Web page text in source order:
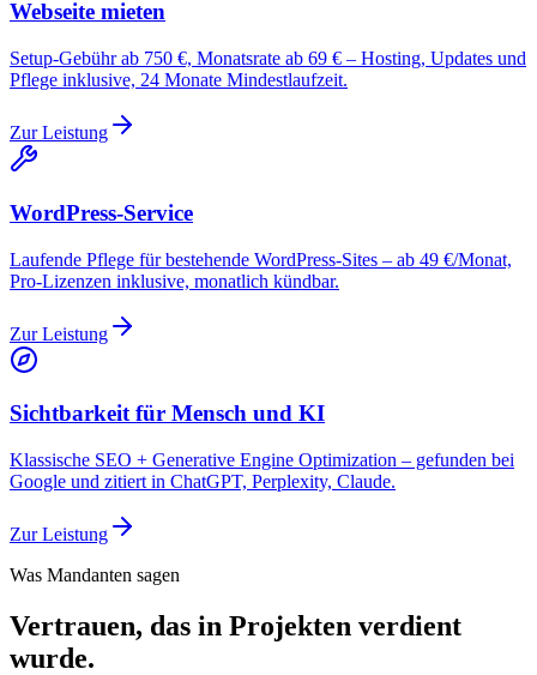
Webseite mieten
Setup-Gebühr ab 750 €, Monatsrate ab 69 € – Hosting, Updates und
Pflege inklusive, 24 Monate Mindestlaufzeit.
Zur Leistung
WordPress-Service
Laufende Pflege für bestehende WordPress-Sites – ab 49 €/Monat,
Pro-Lizenzen inklusive, monatlich kündbar.
Zur Leistung
Sichtbarkeit für Mensch und KI
Klassische SEO + Generative Engine Optimization – gefunden bei
Google und zitiert in ChatGPT, Perplexity, Claude.
Zur Leistung
Was Mandanten sagen
Vertrauen, das in Projekten verdient
wurde.